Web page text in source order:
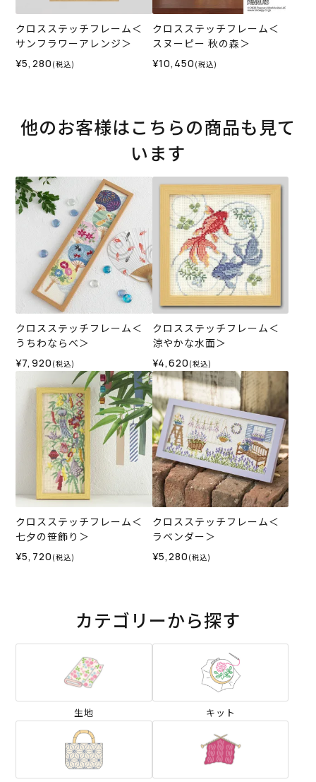
クロスステッチフレーム＜
サンフラワーアレンジ＞
¥5,280 (税込)
クロスステッチフレーム＜
スヌーピー 秋の森＞
¥10,450 (税込)
他のお客様はこちらの商品も見て
います
クロスステッチフレーム＜
うちわならべ＞
¥7,920 (税込)
クロスステッチフレーム＜
涼やかな水面＞
¥4,620 (税込)
クロスステッチフレーム＜
七夕の笹飾り＞
¥5,720 (税込)
クロスステッチフレーム＜
ラベンダー＞
¥5,280 (税込)
カテゴリーから探す
生地 キット